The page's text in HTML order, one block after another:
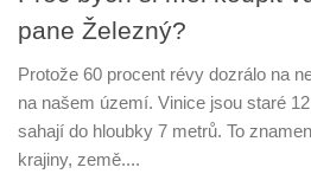
pane Železný?
Protože 60 procent révy dozrálo na
na našem území. Vinice jsou staré
sahají do hloubky 7 metrů. To
krajiny, země....